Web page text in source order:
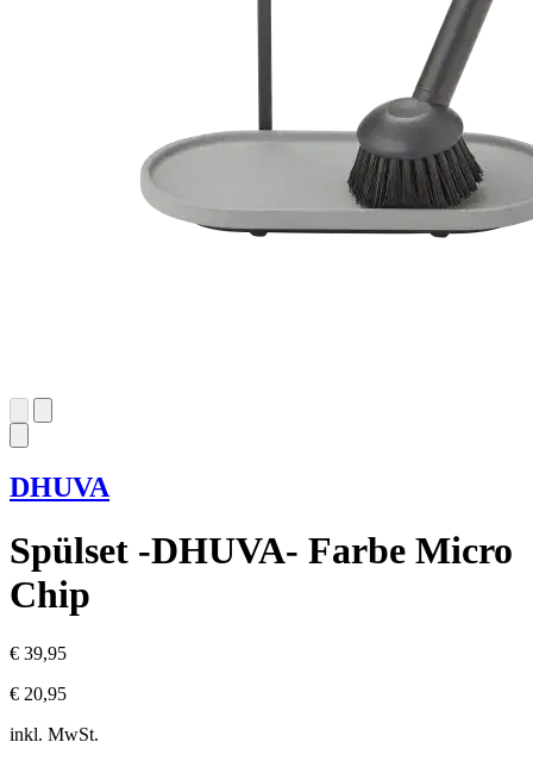
DHUVA
Spülset -DHUVA- Farbe Micro
Chip
€ 39,95
€ 20,95
inkl. MwSt.